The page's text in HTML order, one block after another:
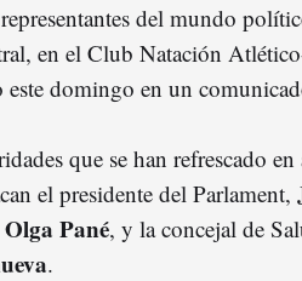
del mundo
en el Club Natación
domingo en un
que se han refrescado
el presidente del Parlament,
Olga Pané, y la concejal de
.